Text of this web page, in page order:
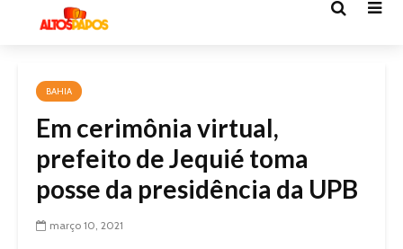
BAHIA
Em cerimônia virtual,
prefeito de Jequié toma
posse da presidência da UPB
março 10, 2021